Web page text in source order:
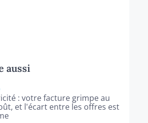
aussi
: votre facture grimpe au
et l'écart entre les offres est